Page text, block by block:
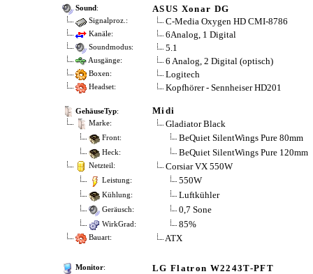
Sound: ASUS Xonar DG
Signalproz.: C-Media Oxygen HD CMI-8786
Kanäle: 6Analog, 1 Digital
Soundmodus: 5.1
Ausgänge: 6 Analog, 2 Digital (optisch)
Boxen: Logitech
Headset: Kopfhörer - Sennheiser HD201
GehäuseTyp: Midi
Marke: Gladiator Black
Front: BeQuiet SilentWings Pure 80mm
Heck: BeQuiet SilentWings Pure 120mm
Netzteil: Corsiar VX 550W
Leistung: 550W
Kühlung: Luftkühler
Geräusch: 0,7 Sone
WirkGrad: 85%
Bauart: ATX
Monitor: LG Flatron W2243T-PFT